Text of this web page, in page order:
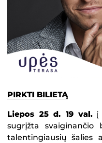
PIRKTI BILIETĄ
Liepos 25 d. 19 val. į
sugrįžta svaiginančio
talentingiausių šalies